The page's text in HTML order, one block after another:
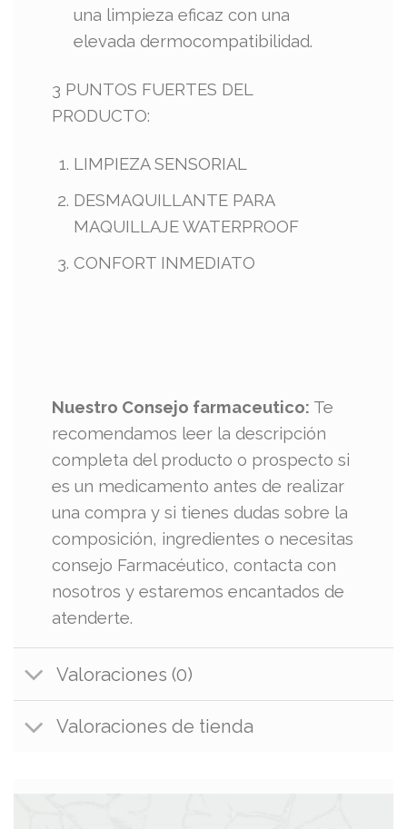
una limpieza eficaz con una
elevada dermocompatibilidad.
3 PUNTOS ​FUERTES DEL
PRODUCTO:
LIMPIEZA SENSORIAL
DESMAQUILLANTE PARA
MAQUILLAJE WATERPROOF
CONFORT INMEDIATO​
Nuestro Consejo farmaceutico: Te
recomendamos leer la descripción
completa del producto o prospecto si
es un medicamento antes de realizar
una compra y si tienes dudas sobre la
composición, ingredientes o necesitas
consejo Farmacéutico, contacta con
nosotros y estaremos encantados de
atenderte.
Valoraciones (0)
Valoraciones de tienda